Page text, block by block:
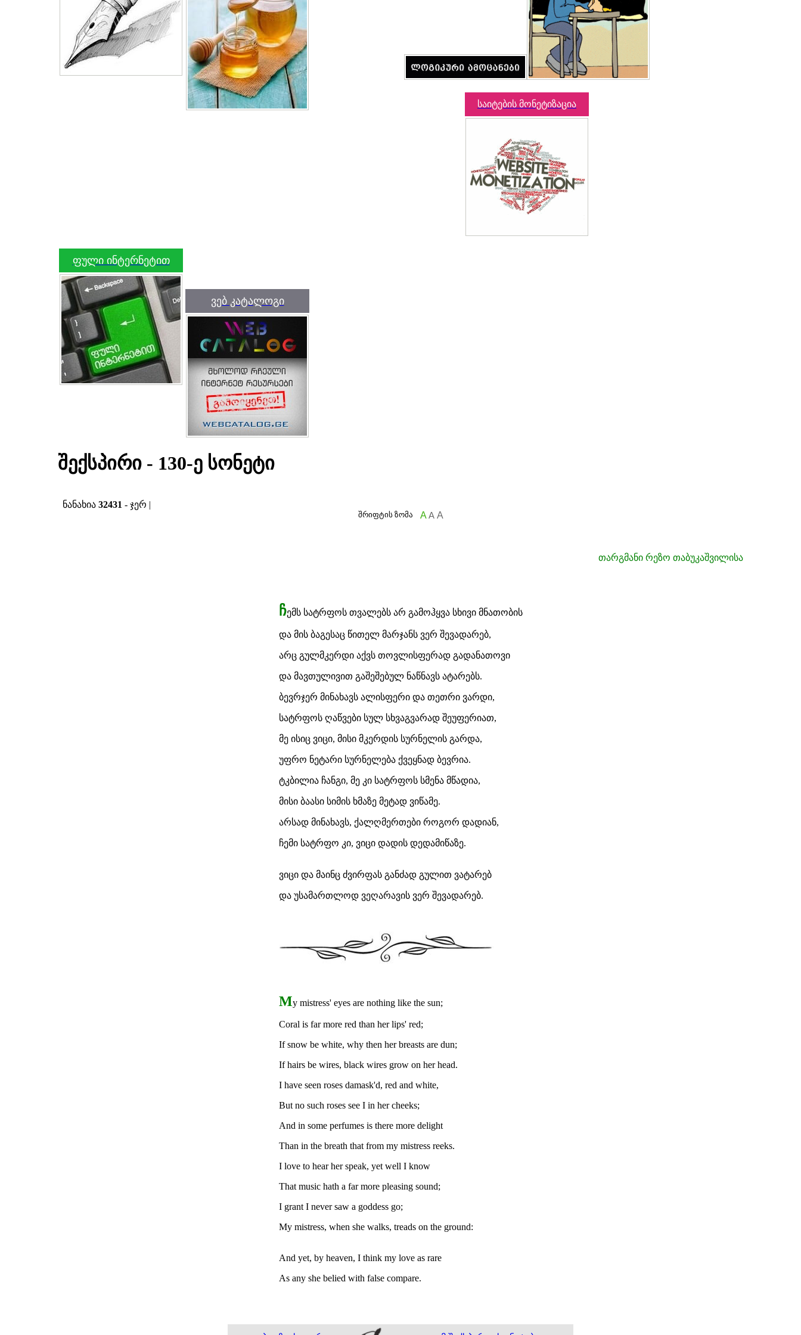
საიტების მონეტიზაცია
ფული ინტერნეტით
ვებ კატალოგი
შექსპირი - 130-ე სონეტი
ნანახია 32431 - ჯერ |
შრიფტის ზომა A A A
თარგმანი რეზო თაბუკაშვილისა
ჩემს სატრფოს თვალებს არ გამოჰყვა სხივი მნათობის
და მის ბაგესაც წითელ მარჯანს ვერ შევადარებ,
არც გულმკერდი აქვს თოვლისფერად გადანათოვი
და მავთულივით გაშეშებულ ნაწნავს ატარებს.
ბევრჯერ მინახავს ალისფერი და თეთრი ვარდი,
სატრფოს ღაწვები სულ სხვაგვარად შეუფერიათ,
მე ისიც ვიცი, მისი მკერდის სურნელის გარდა,
უფრო ნეტარი სურნელება ქვეყნად ბევრია.
ტკბილია ჩანგი, მე კი სატრფოს სმენა მწადია,
მისი ბაასი სიმის ხმაზე მეტად ვიწამე.
არსად მინახავს, ქალღმერთები როგორ დადიან,
ჩემი სატრფო კი, ვიცი დადის დედამიწაზე.
ვიცი და მაინც ძვირფას განძად გულით ვატარებ
და უსამართლოდ ვეღარავის ვერ შევადარებ.
My mistress' eyes are nothing like the sun;
Coral is far more red than her lips' red;
If snow be white, why then her breasts are dun;
If hairs be wires, black wires grow on her head.
I have seen roses damask'd, red and white,
But no such roses see I in her cheeks;
And in some perfumes is there more delight
Than in the breath that from my mistress reeks.
I love to hear her speak, yet well I know
That music hath a far more pleasing sound;
I grant I never saw a goddess go;
My mistress, when she walks, treads on the ground:
And yet, by heaven, I think my love as rare
As any she belied with false compare.